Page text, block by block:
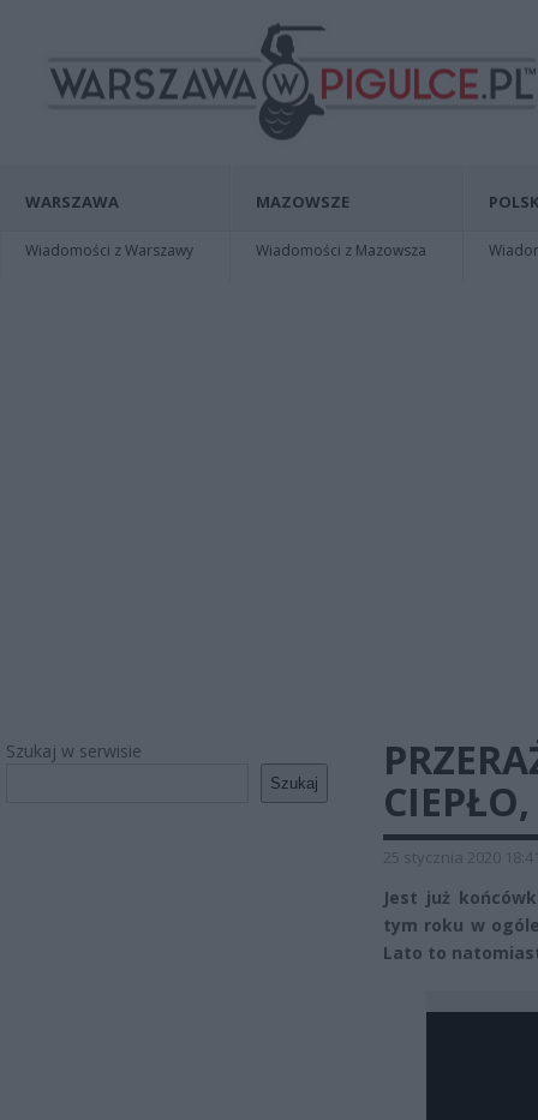
WARSZAWA
Wiadomości z Warszawy
MAZOWSZE
Wiadomości z Mazowsza
Szukaj w serwisie
Szukaj
25 stycznia 2020
Jest już
tym roku w
Lato to